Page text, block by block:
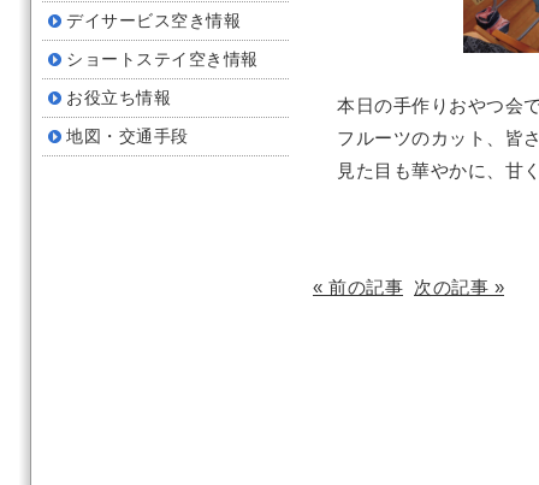
本日の手作りおやつ会
フルーツのカット、皆
見た目も華やかに、甘
« 前の記事 次の記事 »
デイサービス空き情報
ショートステイ空き情報
お役立ち情報
地図・交通手段